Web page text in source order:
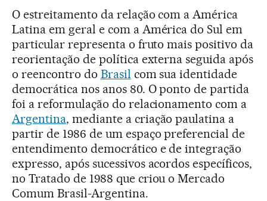
O estreitamento da relação com a América
Latina em geral e com a América do Sul em
particular representa o fruto mais positivo da
reorientação de política externa seguida após
o reencontro do Brasil com sua identidade
democrática nos anos 80. O ponto de partida
foi a reformulação do relacionamento com a
Argentina, mediante a criação paulatina a
partir de 1986 de um espaço preferencial de
entendimento democrático e de integração
expresso, após sucessivos acordos específicos,
no Tratado de 1988 que criou o Mercado
Comum Brasil-Argentina.